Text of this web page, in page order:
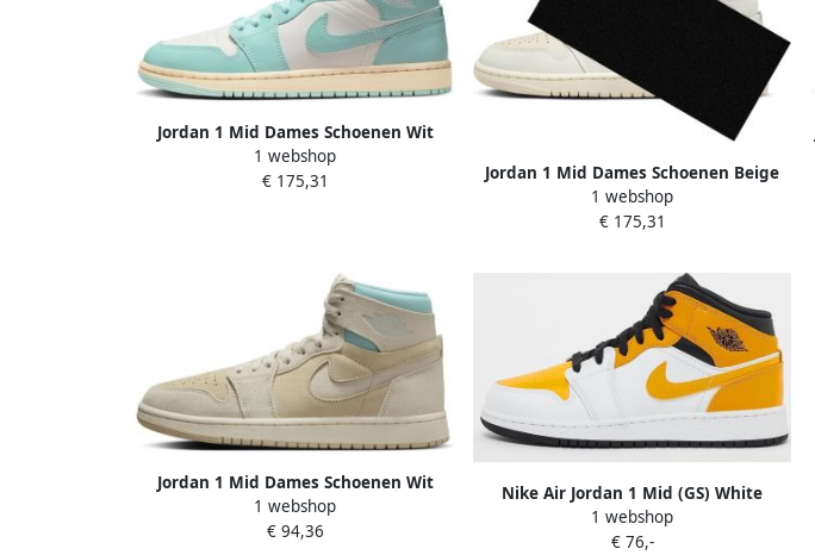
Jordan 1 Mid Dames Schoenen Wit
Maat: 36 Polyester Foot Locker
1 webshop
€ 175,31
Jordan 1 Mid Dames Schoenen Beige
Maat: 37.5 Polyester Foot Locker
1 webshop
€ 175,31
Jordan 1 Mid Dames Schoenen Wit
Maat: 38.5 Polyester Foot Locker
1 webshop
€ 94,36
Nike Air Jordan 1 Mid (GS) White
University Gold Black EUR
1 webshop
€ 76,-